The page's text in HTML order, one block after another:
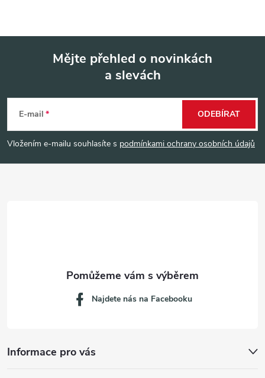
p
Mějte přehled o novinkách
a slevách
E-mail
Vložením e-mailu souhlasíte s podmínkami ochrany osobních údajů
ODEBÍRAT
Informace pro vás
Najdete nás na Facebooku